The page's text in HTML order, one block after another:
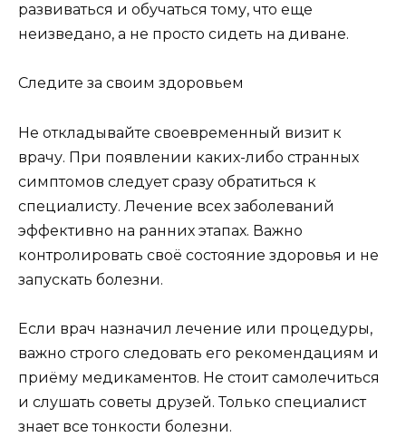
развиваться и обучаться тому, что еще
неизведано, а не просто сидеть на диване.
Следите за своим здоровьем
Не откладывайте своевременный визит к
врачу. При появлении каких-либо странных
симптомов следует сразу обратиться к
специалисту. Лечение всех заболеваний
эффективно на ранних этапах. Важно
контролировать своё состояние здоровья и не
запускать болезни.
Если врач назначил лечение или процедуры,
важно строго следовать его рекомендациям и
приёму медикаментов. Не стоит самолечиться
и слушать советы друзей. Только специалист
знает все тонкости болезни.